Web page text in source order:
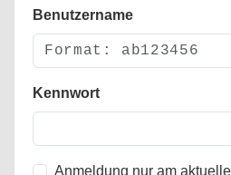
Benutzername
Kennwort
Anmeldung nur am